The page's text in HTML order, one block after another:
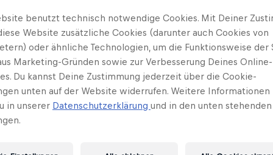
und Produzent Rudi Dolezal mit DoRo international
mit dem Erfolgsproduzenten zusammengearbeitet,
benutzt technisch notwendige Cookies. Mit Deiner
Website zusätzliche Cookies (darunter auch Cookies von
oder ähnliche Technologien, um die Funktionsweise der
Marketing-Gründen sowie zur Verbesserung Deines Online-
Du kannst Deine Zustimmung jederzeit über die Cookie-
unten auf der Website widerrufen. Weitere Informationen
in unserer Datenschutzerklärung und in den unten